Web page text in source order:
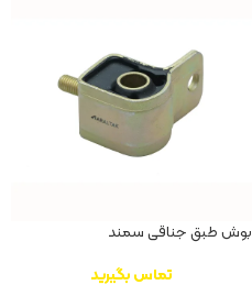
بوش طبق جناقی سمند
تماس بگیرید